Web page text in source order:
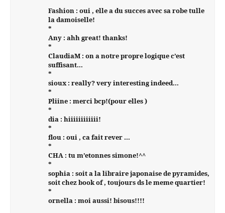
Fashion : oui , elle a du succes avec sa robe tulle
la damoiselle!
*
Any : ahh great! thanks!
*
ClaudiaM : on a notre propre logique c’est
suffisant…
*
sioux : really? very interesting indeed…
*
Pliine : merci bcp!(pour elles )
*
dia : hiiiiiiiiiiii!
*
flou : oui , ca fait rever …
*
CHA : tu m’etonnes simone!^^
*
sophia : soit a la libraire japonaise de pyramides,
soit chez book of , toujours ds le meme quartier!
*
ornella : moi aussi! bisous!!!!